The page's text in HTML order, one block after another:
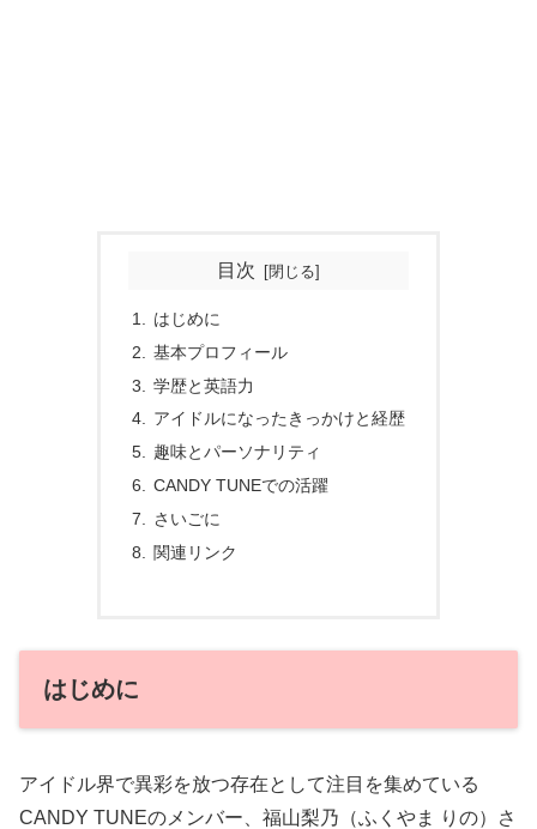
目次
はじめに
基本プロフィール
学歴と英語力
アイドルになったきっかけと経歴
趣味とパーソナリティ
CANDY TUNEでの活躍
さいごに
関連リンク
はじめに
アイドル界で異彩を放つ存在として注目を集めている
CANDY TUNEのメンバー、福山梨乃（ふくやま りの）さ